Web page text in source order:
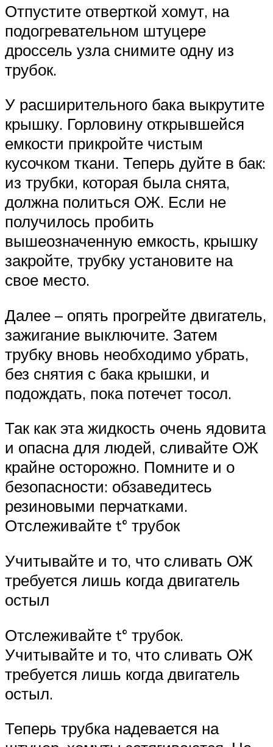
Отпустите отверткой хомут, на
подогревательном штуцере
дроссель узла снимите одну из
трубок.
У расширительного бака выкрутите
крышку. Горловину открывшейся
емкости прикройте чистым
кусочком ткани. Теперь дуйте в бак:
из трубки, которая была снята,
должна политься ОЖ. Если не
получилось пробить
вышеозначенную емкость, крышку
закройте, трубку установите на
свое место.
Далее – опять прогрейте двигатель,
зажигание выключите. Затем
трубку вновь необходимо убрать,
без снятия с бака крышки, и
подождать, пока потечет тосол.
Так как эта жидкость очень ядовита
и опасна для людей, сливайте ОЖ
крайне осторожно. Помните и о
безопасности: обзаведитесь
резиновыми перчатками.
Отслеживайте t° трубок
Учитывайте и то, что сливать ОЖ
требуется лишь когда двигатель
остыл
Отслеживайте t° трубок.
Учитывайте и то, что сливать ОЖ
требуется лишь когда двигатель
остыл.
Теперь трубка надевается на